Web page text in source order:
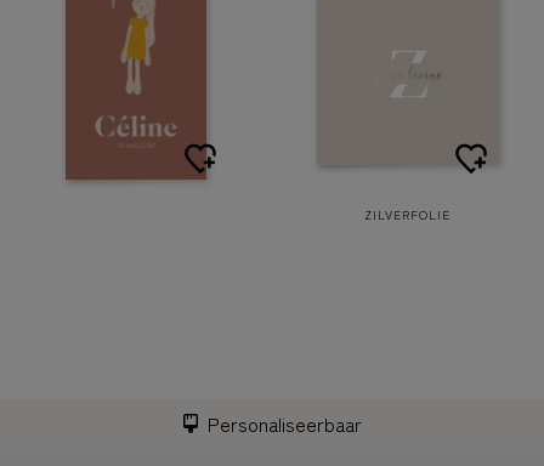
ZILVERFOLIE
Personaliseerbaar